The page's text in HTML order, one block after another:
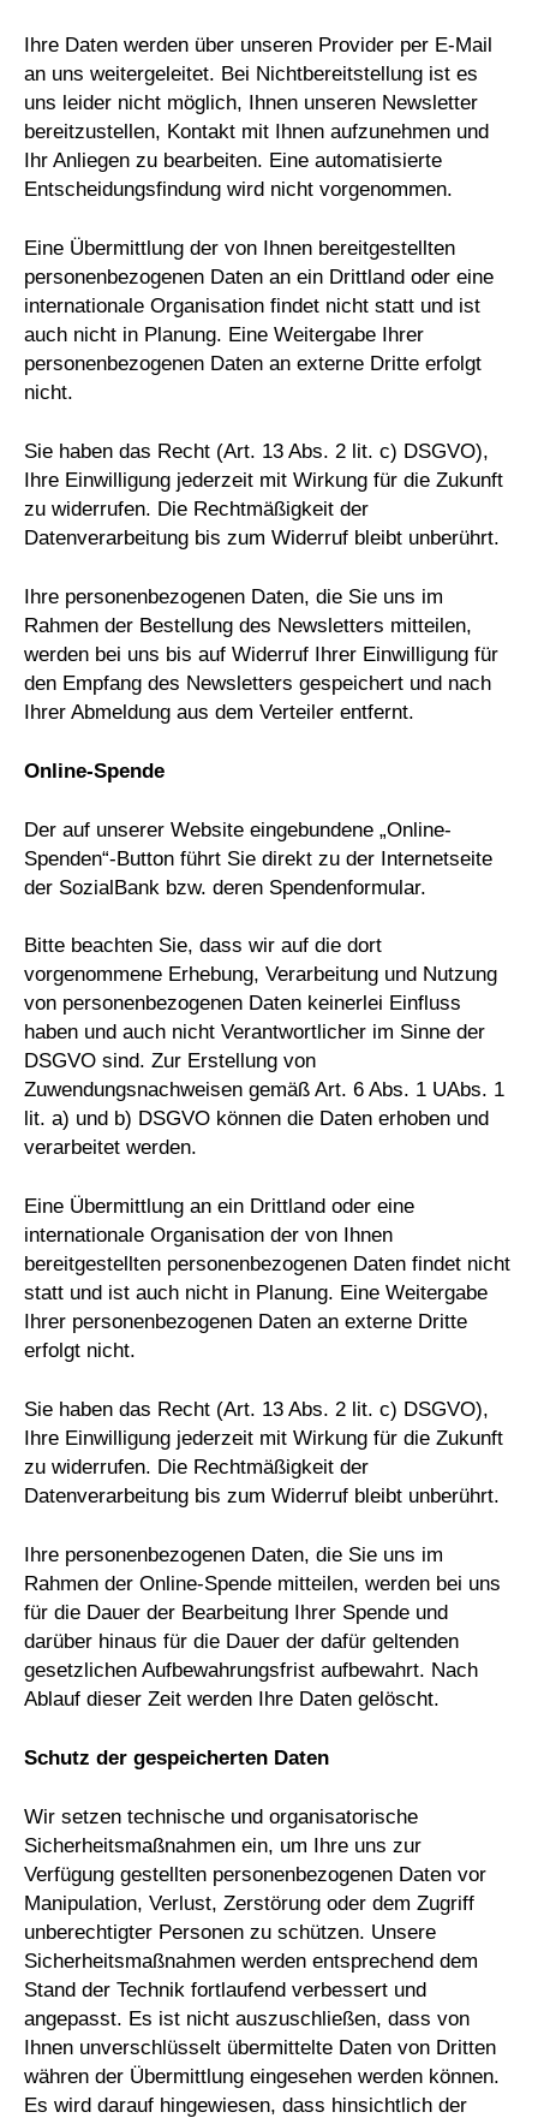
Ihre Daten werden über unseren Provider per E-Mail
an uns weitergeleitet. Bei Nichtbereitstellung ist es
uns leider nicht möglich, Ihnen unseren Newsletter
bereitzustellen, Kontakt mit Ihnen aufzunehmen und
Ihr Anliegen zu bearbeiten. Eine automatisierte
Entscheidungsfindung wird nicht vorgenommen.
Eine Übermittlung der von Ihnen bereitgestellten
personenbezogenen Daten an ein Drittland oder eine
internationale Organisation findet nicht statt und ist
auch nicht in Planung. Eine Weitergabe Ihrer
personenbezogenen Daten an externe Dritte erfolgt
nicht.
Sie haben das Recht (Art. 13 Abs. 2 lit. c) DSGVO),
Ihre Einwilligung jederzeit mit Wirkung für die Zukunft
zu widerrufen. Die Rechtmäßigkeit der
Datenverarbeitung bis zum Widerruf bleibt unberührt.
Ihre personenbezogenen Daten, die Sie uns im
Rahmen der Bestellung des Newsletters mitteilen,
werden bei uns bis auf Widerruf Ihrer Einwilligung für
den Empfang des Newsletters gespeichert und nach
Ihrer Abmeldung aus dem Verteiler entfernt.
Online-Spende
Der auf unserer Website eingebundene „Online-
Spenden“-Button führt Sie direkt zu der Internetseite
der SozialBank bzw. deren Spendenformular.
Bitte beachten Sie, dass wir auf die dort
vorgenommene Erhebung, Verarbeitung und Nutzung
von personenbezogenen Daten keinerlei Einfluss
haben und auch nicht Verantwortlicher im Sinne der
DSGVO sind. Zur Erstellung von
Zuwendungsnachweisen gemäß Art. 6 Abs. 1 UAbs. 1
lit. a) und b) DSGVO können die Daten erhoben und
verarbeitet werden.
Eine Übermittlung an ein Drittland oder eine
internationale Organisation der von Ihnen
bereitgestellten personenbezogenen Daten findet nicht
statt und ist auch nicht in Planung. Eine Weitergabe
Ihrer personenbezogenen Daten an externe Dritte
erfolgt nicht.
Sie haben das Recht (Art. 13 Abs. 2 lit. c) DSGVO),
Ihre Einwilligung jederzeit mit Wirkung für die Zukunft
zu widerrufen. Die Rechtmäßigkeit der
Datenverarbeitung bis zum Widerruf bleibt unberührt.
Ihre personenbezogenen Daten, die Sie uns im
Rahmen der Online-Spende mitteilen, werden bei uns
für die Dauer der Bearbeitung Ihrer Spende und
darüber hinaus für die Dauer der dafür geltenden
gesetzlichen Aufbewahrungsfrist aufbewahrt. Nach
Ablauf dieser Zeit werden Ihre Daten gelöscht.
Schutz der gespeicherten Daten
Wir setzen technische und organisatorische
Sicherheitsmaßnahmen ein, um Ihre uns zur
Verfügung gestellten personenbezogenen Daten vor
Manipulation, Verlust, Zerstörung oder dem Zugriff
unberechtigter Personen zu schützen. Unsere
Sicherheitsmaßnahmen werden entsprechend dem
Stand der Technik fortlaufend verbessert und
angepasst. Es ist nicht auszuschließen, dass von
Ihnen unverschlüsselt übermittelte Daten von Dritten
währen der Übermittlung eingesehen werden können.
Es wird darauf hingewiesen, dass hinsichtlich der